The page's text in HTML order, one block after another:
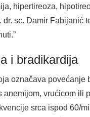
hipertireoza,
dr. sc. Damir Fabijanić
i bradikardija
označava povećanje
anemijom, vrućicom ili
srca ispod 60/